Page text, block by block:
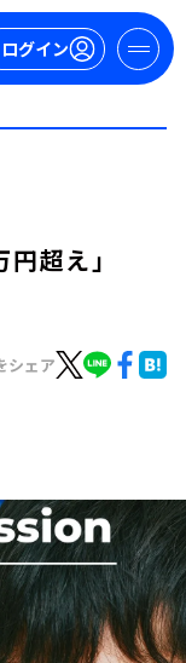
ログイン
円超え」
シェア